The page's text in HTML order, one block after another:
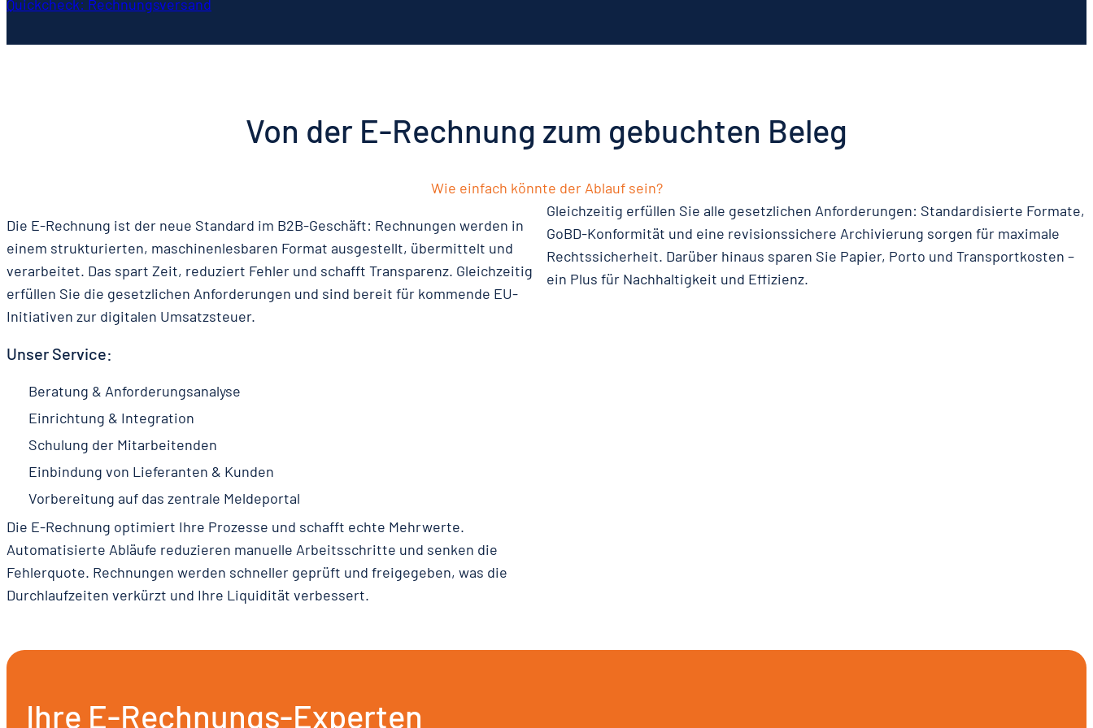
Quickcheck: Rechnungsversand
Von der E-Rechnung zum gebuchten Beleg
Wie einfach könnte der Ablauf sein?
Die E-Rechnung ist der neue Standard im B2B-Geschäft: Rechnungen werden in
einem strukturierten, maschinenlesbaren Format ausgestellt, übermittelt und
verarbeitet. Das spart Zeit, reduziert Fehler und schafft Transparenz. Gleichzeitig
erfüllen Sie die gesetzlichen Anforderungen und sind bereit für kommende EU-
Initiativen zur digitalen Umsatzsteuer.
Unser Service:
Beratung & Anforderungsanalyse
Einrichtung & Integration
Schulung der Mitarbeitenden
Einbindung von Lieferanten & Kunden
Vorbereitung auf das zentrale Meldeportal
Die E-Rechnung optimiert Ihre Prozesse und schafft echte Mehrwerte.
Automatisierte Abläufe reduzieren manuelle Arbeitsschritte und senken die
Fehlerquote. Rechnungen werden schneller geprüft und freigegeben, was die
Durchlaufzeiten verkürzt und Ihre Liquidität verbessert.
Gleichzeitig erfüllen Sie alle gesetzlichen Anforderungen: Standardisierte Formate,
GoBD-Konformität und eine revisionssichere Archivierung sorgen für maximale
Rechtssicherheit. Darüber hinaus sparen Sie Papier, Porto und Transportkosten –
ein Plus für Nachhaltigkeit und Effizienz.
Ihre E-Rechnungs-Experten